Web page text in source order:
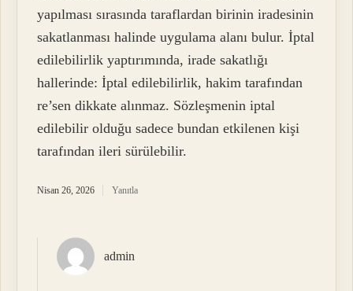
yapılması sırasında taraflardan birinin iradesinin
sakatlanması halinde uygulama alanı bulur. İptal
edilebilirlik yaptırımında, irade sakatlığı
hallerinde: İptal edilebilirlik, hakim tarafından
re’sen dikkate alınmaz. Sözleşmenin iptal
edilebilir olduğu sadece bundan etkilenen kişi
tarafından ileri sürülebilir.
Nisan 26, 2026 Yanıtla
admin